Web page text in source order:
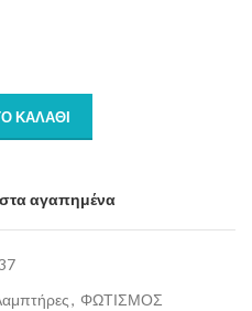
ΚΑΛΆΘΙ
αγαπημένα
, ΦΩΤΙΣΜΟΣ